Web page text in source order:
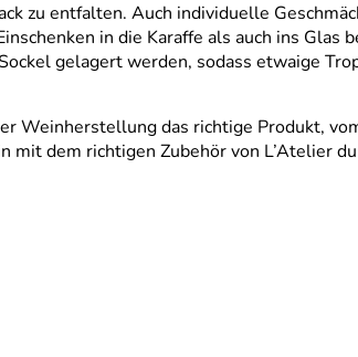
zu entfalten. Auch individuelle
in die Karaffe als auch ins Glas
gelagert werden, sodass etwaige
Weinherstellung das richtige Produkt,
mit dem richtigen Zubehör von L’Atelier